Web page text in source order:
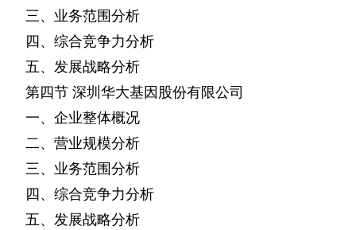
三、业务范围分析
四、综合竞争力分析
五、发展战略分析
第四节 深圳华大基因股份有限公司
一、企业整体概况
二、营业规模分析
三、业务范围分析
四、综合竞争力分析
五、发展战略分析